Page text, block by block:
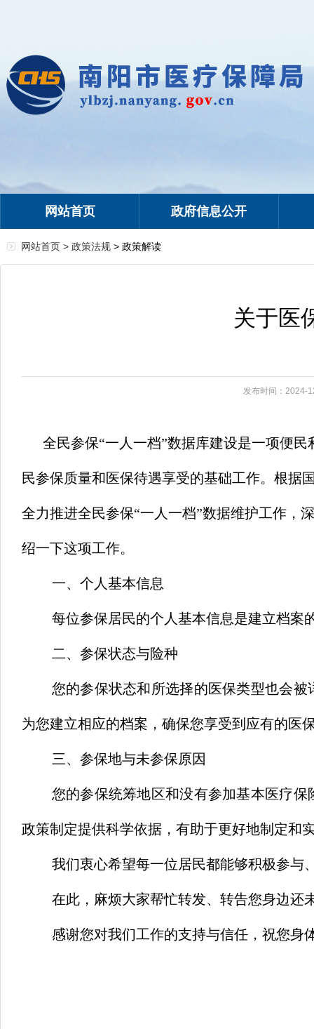
网站首页 政府信息公开
网站首页 > 政策法规 > 政策解读
关于医
发布时间：2024-
全民参保“一人一档”数据库建设是一项便
民参保质量和医保待遇享受的基础工作。根据
全力推进全民参保“一人一档”数据维护工作，
绍一下这项工作。
一、个人基本信息
每位参保居民的个人基本信息是建立档案
二、参保状态与险种
您的参保状态和所选择的医保类型也会
为您建立相应的档案，确保您享受到应有的医
三、参保地与未参保原因
您的参保统筹地区和没有参加基本医疗
政策制定提供科学依据，有助于更好地制定和
我们衷心希望每一位居民都能够积极参与
在此，麻烦大家帮忙转发、转告您身边还
感谢您对我们工作的支持与信任，祝您身